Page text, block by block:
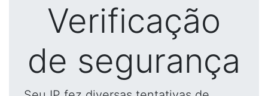
Verificação
de segurança